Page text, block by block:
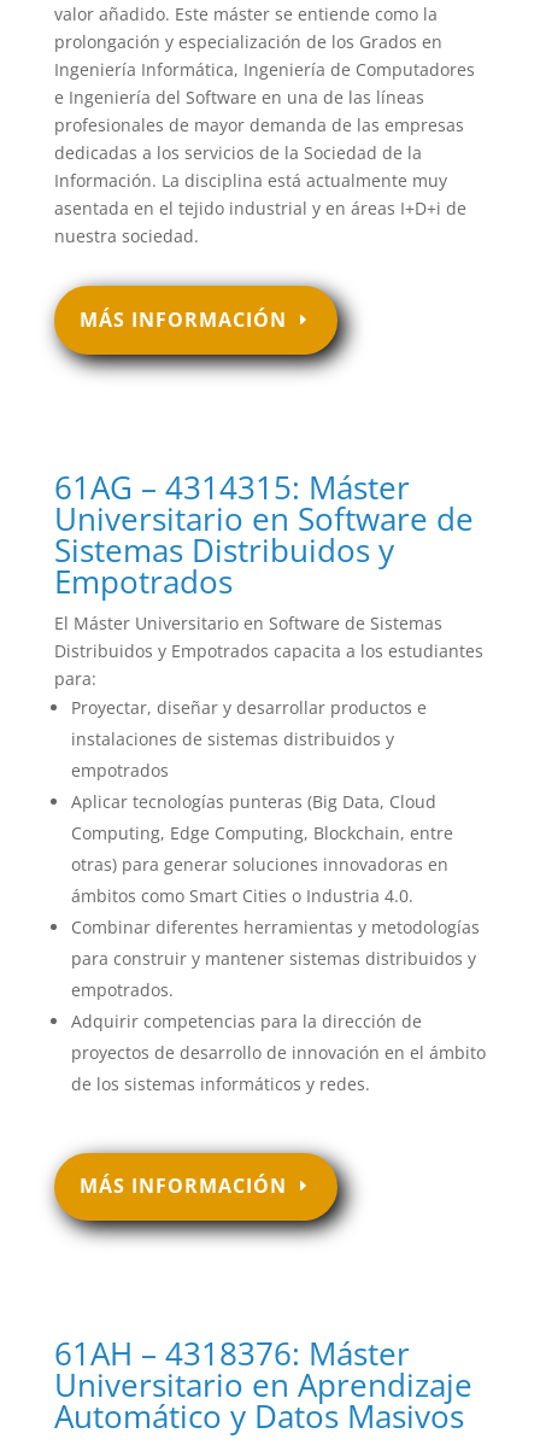
valor añadido. Este máster se entiende como la
prolongación y especialización de los Grados en
Ingeniería Informática, Ingeniería de Computadores
e Ingeniería del Software en una de las líneas
profesionales de mayor demanda de las empresas
dedicadas a los servicios de la Sociedad de la
Información. La disciplina está actualmente muy
asentada en el tejido industrial y en áreas I+D+i de
nuestra sociedad.
MÁS INFORMACIÓN
61AG – 4314315: Máster
Universitario en Software de
Sistemas Distribuidos y
Empotrados
El Máster Universitario en Software de Sistemas
Distribuidos y Empotrados capacita a los estudiantes
para:
Proyectar, diseñar y desarrollar productos e
instalaciones de sistemas distribuidos y
empotrados
Aplicar tecnologías punteras (Big Data, Cloud
Computing, Edge Computing, Blockchain, entre
otras) para generar soluciones innovadoras en
ámbitos como Smart Cities o Industria 4.0.
Combinar diferentes herramientas y metodologías
para construir y mantener sistemas distribuidos y
empotrados.
Adquirir competencias para la dirección de
proyectos de desarrollo de innovación en el ámbito
de los sistemas informáticos y redes.
MÁS INFORMACIÓN
61AH – 4318376: Máster
Universitario en Aprendizaje
Automático y Datos Masivos